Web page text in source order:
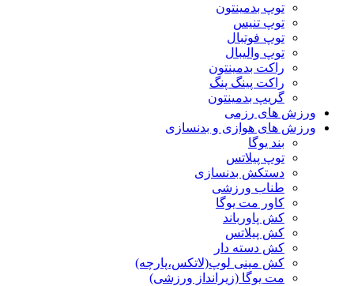
توپ بدمینتون
توپ تنیس
توپ فوتبال
توپ والیبال
راکت بدمینتون
راکت پینگ پنگ
گریپ بدمینتون
ورزش های رزمی
ورزش های هوازی و بدنسازی
بند یوگا
توپ پیلاتس
دستکش بدنسازی
طناب ورزشی
کاور مت یوگا
کش پاورباند
کش پیلاتس
کش دسته دار
کش مینی لوپ(لاتکس،پارچه)
مت یوگا (زیرانداز ورزشی)